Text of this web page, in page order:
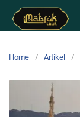
Home Artikel